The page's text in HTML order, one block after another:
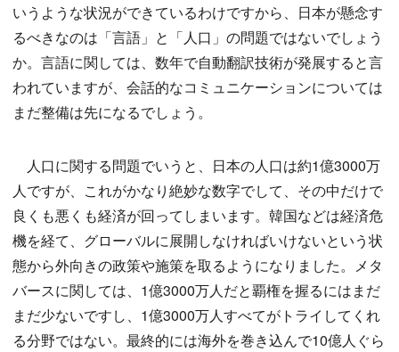
いうような状況ができているわけですから、日本が懸念す
るべきなのは「言語」と「人口」の問題ではないでしょう
か。言語に関しては、数年で自動翻訳技術が発展すると言
われていますが、会話的なコミュニケーションについては
まだ整備は先になるでしょう。
人口に関する問題でいうと、日本の人口は約1億3000万
人ですが、これがかなり絶妙な数字でして、その中だけで
良くも悪くも経済が回ってしまいます。韓国などは経済危
機を経て、グローバルに展開しなければいけないという状
態から外向きの政策や施策を取るようになりました。メタ
バースに関しては、1億3000万人だと覇権を握るにはまだ
まだ少ないですし、1億3000万人すべてがトライしてくれ
る分野ではない。最終的には海外を巻き込んで10億人ぐら